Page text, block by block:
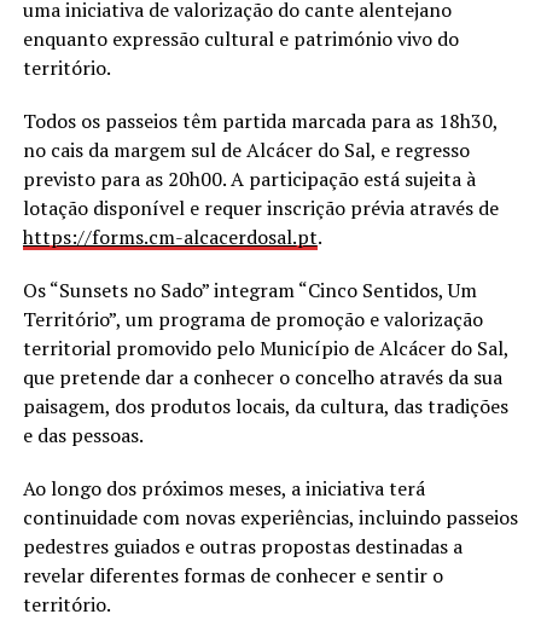
uma iniciativa de valorização do cante alentejano
enquanto expressão cultural e património vivo do
território.
Todos os passeios têm partida marcada para as 18h30,
no cais da margem sul de Alcácer do Sal, e regresso
previsto para as 20h00. A participação está sujeita à
lotação disponível e requer inscrição prévia através de
https://forms.cm-alcacerdosal.pt.
Os “Sunsets no Sado” integram “Cinco Sentidos, Um
Território”, um programa de promoção e valorização
territorial promovido pelo Município de Alcácer do Sal,
que pretende dar a conhecer o concelho através da sua
paisagem, dos produtos locais, da cultura, das tradições
e das pessoas.
Ao longo dos próximos meses, a iniciativa terá
continuidade com novas experiências, incluindo passeios
pedestres guiados e outras propostas destinadas a
revelar diferentes formas de conhecer e sentir o
território.